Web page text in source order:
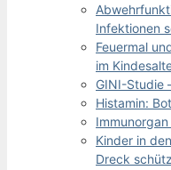
Infektionen
Feuermal
im
GINI-Studie
Histamin:
Kinder in
Dreck